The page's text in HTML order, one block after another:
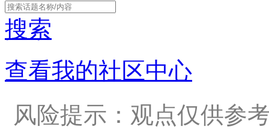
搜索
查看我的社区中心
风险提示：观点仅供参